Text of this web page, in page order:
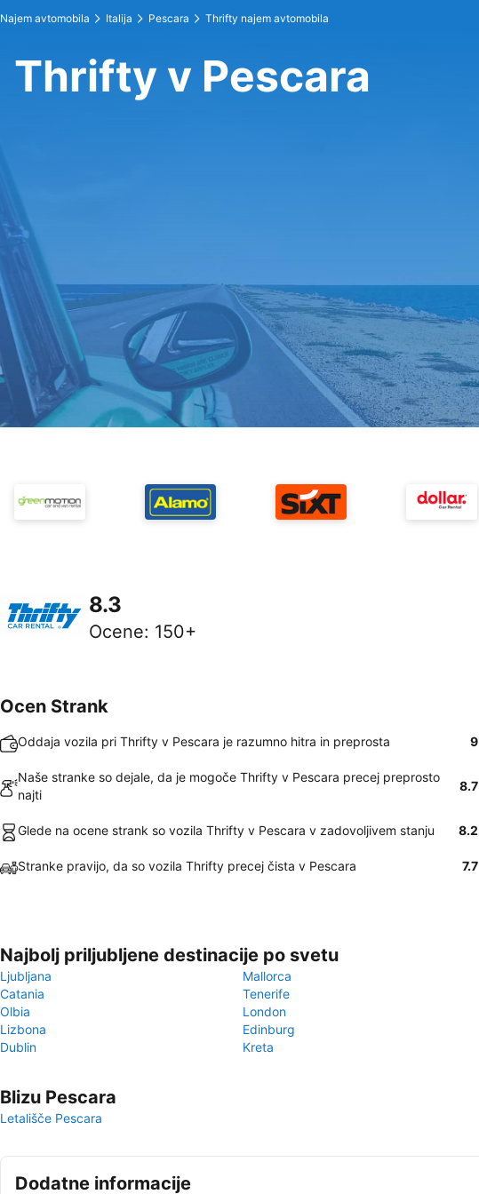
Najem avtomobila Italija Pescara Thrifty najem avtomobila
Thrifty v Pescara
8.3
Ocene: 150+
Ocen Strank
Oddaja vozila pri Thrifty v Pescara je razumno hitra in preprosta 9
Naše stranke so dejale, da je mogoče Thrifty v Pescara precej preprosto
najti
8.7
Glede na ocene strank so vozila Thrifty v Pescara v zadovoljivem stanju 8.2
Stranke pravijo, da so vozila Thrifty precej čista v Pescara 7.7
Najbolj priljubljene destinacije po svetu
Ljubljana
Mallorca
Catania
Tenerife
Olbia
London
Lizbona
Edinburg
Dublin
Kreta
Blizu Pescara
Letališče Pescara
Dodatne informacije